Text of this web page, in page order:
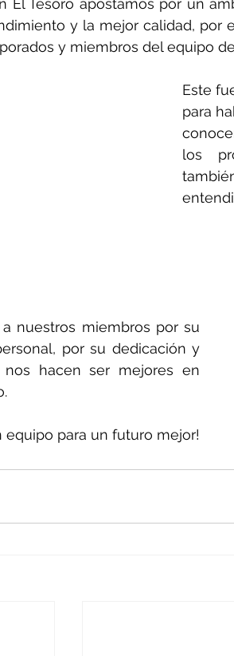
El Tesoro apostamos por un
y la mejor calidad, por
y miembros del equipo
Este
para
los
nuestros miembros por su
por su dedicación y
hacen ser mejores en
equipo para un futuro mejor!